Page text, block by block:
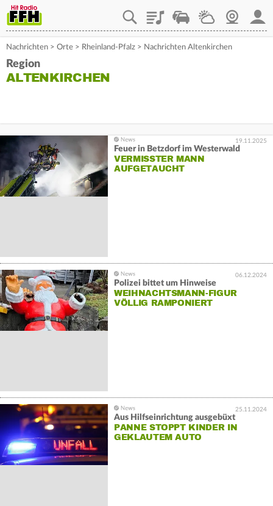
PlaylistStaupilotWetterWebcam
Nachrichten > Orte > Rheinland-Pfalz > Nachrichten Altenkirchen
Region
ALTENKIRCHEN
19.11.2025
Feuer in Betzdorf im Westerwald
VERMISSTER MANN
AUFGETAUCHT
06.12.2024
Polizei bittet um Hinweise
WEIHNACHTSMANN-FIGUR
VÖLLIG RAMPONIERT
25.11.2024
Aus Hilfseinrichtung ausgebüxt
PANNE STOPPT KINDER IN
GEKLAUTEM AUTO